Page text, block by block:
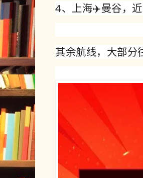
4、上海✈️曼谷，
其余航线，大部分